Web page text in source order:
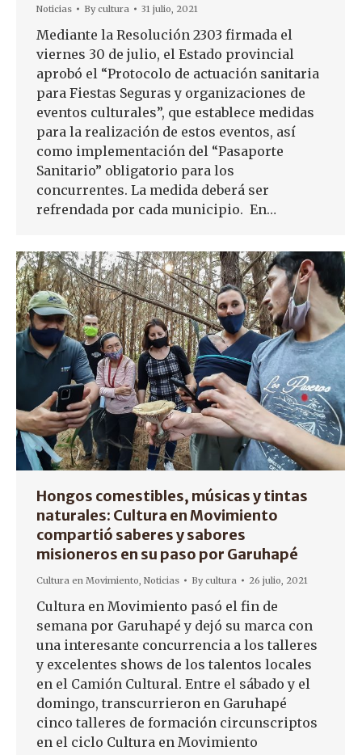
Noticias Bycultura 31 julio, 2021
Mediante la Resolución 2303 firmada el
viernes 30 de julio, el Estado provincial
aprobó el “Protocolo de actuación sanitaria
para Fiestas Seguras y organizaciones de
eventos culturales”, que establece medidas
para la realización de estos eventos, así
como implementación del “Pasaporte
Sanitario” obligatorio para los
concurrentes. La medida deberá ser
refrendada por cada municipio. En…
Hongos comestibles, músicas y tintas
naturales: Cultura en Movimiento
compartió saberes y sabores
misioneros en su paso por Garuhapé
Cultura en Movimiento, Noticias Bycultura 26 julio, 2021
Cultura en Movimiento pasó el fin de
semana por Garuhapé y dejó su marca con
una interesante concurrencia a los talleres
y excelentes shows de los talentos locales
en el Camión Cultural. Entre el sábado y el
domingo, transcurrieron en Garuhapé
cinco talleres de formación circunscriptos
en el ciclo Cultura en Movimiento